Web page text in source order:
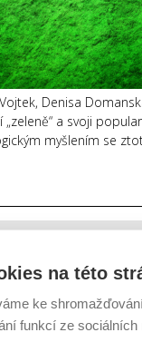
Denisa
„zeleně“ a svoji
myšlením se
na této
ke
funkcí ze